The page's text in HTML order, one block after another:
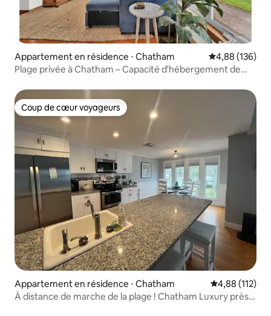
Appartement en résidence ⋅ Chatham Évaluation
4,88 (136)
Plage privée à Chatham – Capacité d'hébergement de
Coup de cœur voyageurs
Coup de cœur voyageurs
Appartement en résidence ⋅ Chatham Évaluation
4,88 (112)
À distance de marche de la plage ! Chatham Luxury près